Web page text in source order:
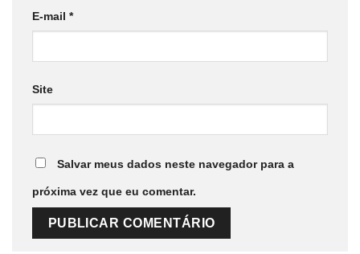
E-mail *
Site
Salvar meus dados neste navegador para a
próxima vez que eu comentar.